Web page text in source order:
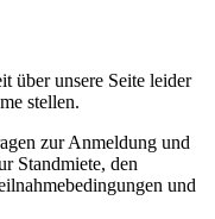
über unsere Seite leider
stellen.
zur Anmeldung und
Standmiete, den
und